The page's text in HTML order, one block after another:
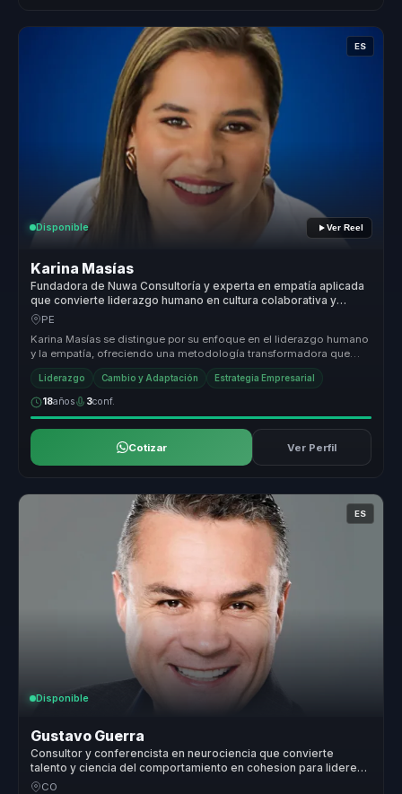
ES
Disponible Ver Reel
Karina Masías
Fundadora de Nuwa Consultoría y experta en empatía aplicada
que convierte liderazgo humano en cultura colaborativa y
compromiso para empresas.
PE
Karina Masías se distingue por su enfoque en el liderazgo humano
y la empatía, ofreciendo una metodología transformadora que
integra cuer...
Liderazgo Cambio y Adaptación Estrategia Empresarial
18años 3conf.
Cotizar Ver Perfil
ES
Disponible
Gustavo Guerra
Consultor y conferencista en neurociencia que convierte
talento y ciencia del comportamiento en cohesion para lideres
y equipos.
CO